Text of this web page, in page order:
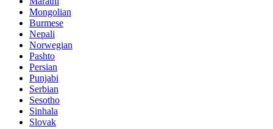
Mongolian
Burmese
Nepali
Norwegian
Pashto
Persian
Punjabi
Serbian
Sesotho
Sinhala
Slovak